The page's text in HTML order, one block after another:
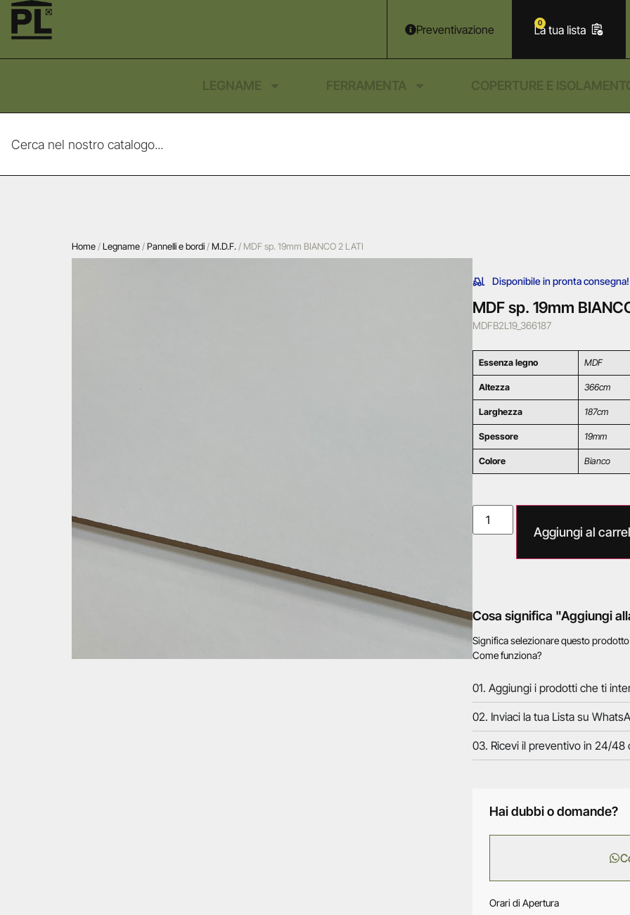
Preventivazione 0
LEGNAME FERRAMENTA COPERTURE E
Home /Legname /Pannelli e bordi /M.D.F. / MDF sp. 19mm BIANCO 2 LATI
Disponibile in pronta consegna!
MDF sp. 19mm
MDFB2L19_366187
Essenza legno MDF
Altezza 366cm
Larghezza 187cm
Spessore 19mm
Colore Bianco
Aggiungi al
Cosa significa "Aggiungi
Significa selezionare questo
Come funziona?
01. Aggiungi i prodotti che ti
02. Inviaci la tua Lista su
03. Ricevi il preventivo in 24/48
Hai dubbi o domande?
Orari di Apertura